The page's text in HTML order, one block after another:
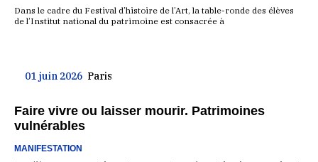
Dans le cadre du Festival d’histoire de l’Art, la table-ronde des élèves
de l’Institut national du patrimoine est consacrée à
01 juin 2026 Paris
Faire vivre ou laisser mourir. Patrimoines
vulnérables
MANIFESTATION